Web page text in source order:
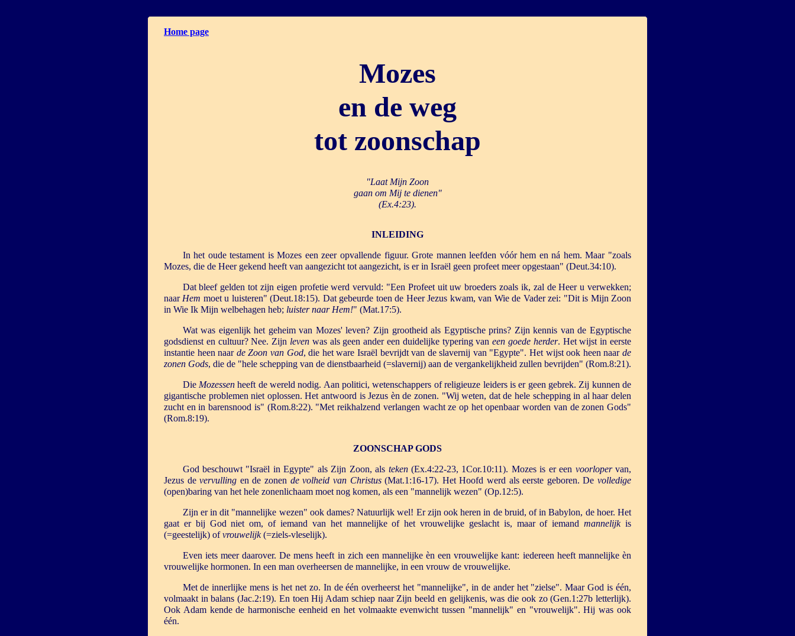
Home page
Mozes
en de weg
tot zoonschap
"Laat Mijn Zoon
gaan om Mij te dienen"
(Ex.4:23).
INLEIDING
In het oude testament is Mozes een zeer opvallende figuur. Grote mannen leefden vóór hem en ná hem. Maar "zoals
Mozes, die de Heer gekend heeft van aangezicht tot aangezicht, is er in Israël geen profeet meer opgestaan" (Deut.34:10).
Dat bleef gelden tot zijn eigen profetie werd vervuld: "Een Profeet uit uw broeders zoals ik, zal de Heer u verwekken;
naar Hem moet u luisteren" (Deut.18:15). Dat gebeurde toen de Heer Jezus kwam, van Wie de Vader zei: "Dit is Mijn Zoon
in Wie Ik Mijn welbehagen heb; luister naar Hem!" (Mat.17:5).
Wat was eigenlijk het geheim van Mozes' leven? Zijn grootheid als Egyptische prins? Zijn kennis van de Egyptische
godsdienst en cultuur? Nee. Zijn leven was als geen ander een duidelijke typering vaneen goede herder. Het wijst in eerste
instantie heen naar de Zoon van God, die het ware Israël bevrijdt van de slavernij van "Egypte". Het wijst ook heen naarde
zonen Gods, die de "hele schepping van de dienstbaarheid (=slavernij) aan de vergankelijkheid zullen bevrijden" (Rom.8:21).
Die Mozessenheeft de wereld nodig. Aan politici, wetenschappers of religieuze leiders is er geen gebrek. Zij kunnen de
gigantische problemen niet oplossen. Het antwoord is Jezus èn de zonen. "Wij weten, dat de hele schepping in al haar delen
zucht en in barensnood is" (Rom.8:22). "Met reikhalzend verlangen wacht ze op het openbaar worden van de zonen Gods"
(Rom.8:19).
ZOONSCHAP GODS
God beschouwt "Israël in Egypte" als Zijn Zoon, als teken(Ex.4:22-23, 1Cor.10:11). Mozes is er een voorlopervan,
Jezus devervulling en de zonen de volheid van Christus(Mat.1:16-17). Het Hoofd werd als eerste geboren. Devolledige
(open)baring van het hele zonenlichaam moet nog komen, als een "mannelijk wezen" (Op.12:5).
Zijn er in dit "mannelijke wezen" ook dames? Natuurlijk wel! Er zijn ook heren in de bruid, of in Babylon, de hoer. Het
gaat er bij God niet om, of iemand van het mannelijke of het vrouwelijke geslacht is, maar of iemandmannelijkis
(=geestelijk) ofvrouwelijk(=ziels-vleselijk).
Even iets meer daarover. De mens heeft in zich een mannelijke èn een vrouwelijke kant: iedereen heeft mannelijke èn
vrouwelijke hormonen. In een man overheersen de mannelijke, in een vrouw de vrouwelijke.
Met de innerlijke mens is het net zo. In de één overheerst het "mannelijke", in de ander het "zielse". Maar God is één,
volmaakt in balans (Jac.2:19). En toen Hij Adam schiep naar Zijn beeld en gelijkenis, was die ook zo (Gen.1:27b letterlijk).
Ook Adam kende de harmonische eenheid en het volmaakte evenwicht tussen "mannelijk" en "vrouwelijk". Hij was ook
één.